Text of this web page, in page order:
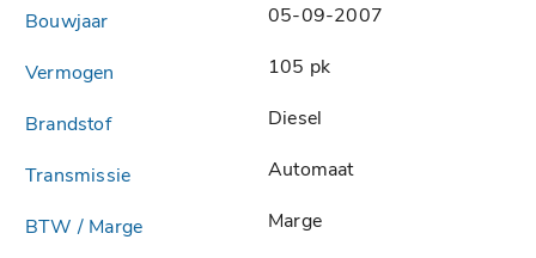
05-09-2007
105 pk
Diesel
Automaat
Marge